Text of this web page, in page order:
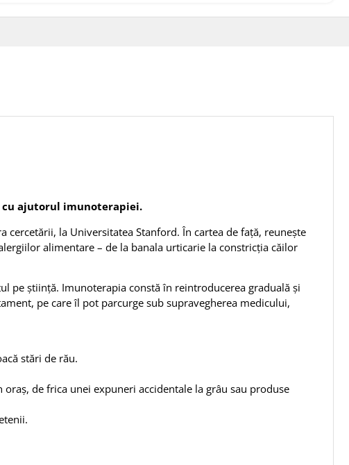
ajutorul imunoterapiei.
cercetării, la Universitatea Stanford. În cartea de față, reunește
alimentare – de la banala urticarie la constricția căilor
pe știință. Imunoterapia constă în reintroducerea graduală și
pe care îl pot parcurge sub supravegherea medicului,
stări de rău.
de frica unei expuneri accidentale la grâu sau produse